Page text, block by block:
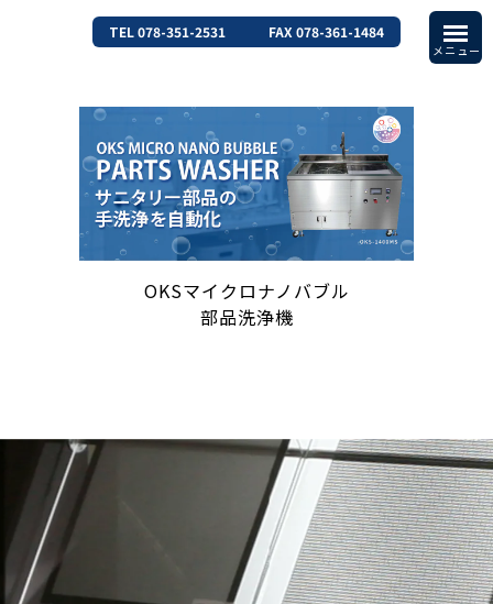
TEL 078-351-2531 FAX 078-361-1484
OKSマイクロナノバブル
部品洗浄機